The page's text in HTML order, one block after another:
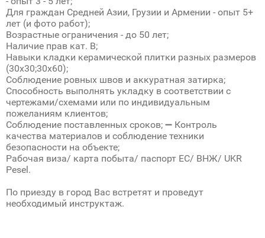
Для граждан Средней Азии, Грузии и Армении - опыт 5+
лет (и фото работ);
Возрастные ограничения - до 50 лет;
Наличие прав кат. В;
Навыки кладки керамической плитки разных размеров
(30х30;30х60);
Соблюдение ровных швов и аккуратная затирка;
Способность выполнять укладку в соответствии с
чертежами/схемами или по индивидуальным
пожеланиям клиентов;
Соблюдение поставленных сроков; ➖ Контроль
качества материалов и соблюдение техники
безопасности на объекте;
Рабочая виза/ карта побыта/ паспорт ЕС/ ВНЖ/ UKR
Pesel.
По приезду в город Вас встретят и проведут
необходимый инструктаж.